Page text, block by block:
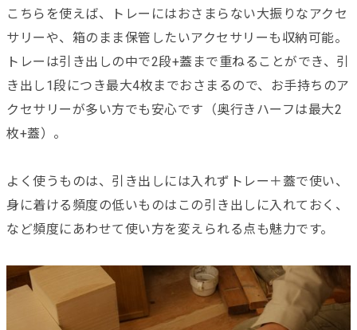
こちらを使えば、トレーにはおさまらない大振りなアクセ
サリーや、箱のまま保管したいアクセサリーも収納可能。
トレーは引き出しの中で2段+蓋まで重ねることができ、引
き出し1段につき最大4枚までおさまるので、お手持ちのア
クセサリーが多い方でも安心です（奥行きハーフは最大2
枚+蓋）。
よく使うものは、引き出しには入れずトレー＋蓋で使い、
身に着ける頻度の低いものはこの引き出しに入れておく、
など頻度にあわせて使い方を変えられる点も魅力です。